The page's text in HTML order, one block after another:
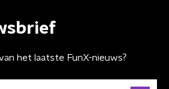
het laatste FunX-nieuws?